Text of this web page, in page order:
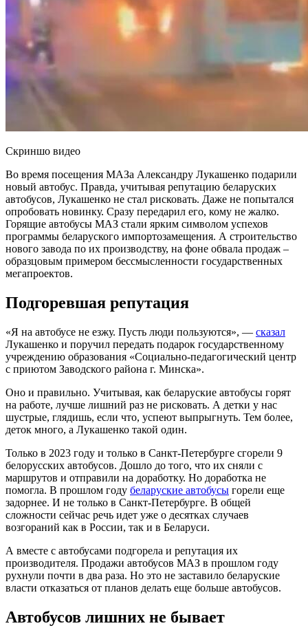
Скриншо видео
Во время посещения МАЗа Александру Лукашенко подарили
новый автобус. Правда, учитывая репутацию беларуских
автобусов, Лукашенко не стал рисковать. Даже не попытался
опробовать новинку. Сразу передарил его, кому не жалко.
Горящие автобусы МАЗ стали ярким символом успехов
программы беларуского импортозамещения. А строительство
нового завода по их производству, на фоне обвала продаж –
образцовым примером бессмысленности государственных
мегапроектов.
Подгоревшая репутация
«Я на автобусе не езжу. Пусть люди пользуются», — сказал
Лукашенко и поручил передать подарок государственному
учреждению образования «Социально-педагогический центр
с приютом Заводского района г. Минска».
Оно и правильно. Учитывая, как беларуские автобусы горят
на работе, лучше лишний раз не рисковать. А детки у нас
шустрые, глядишь, если что, успеют выпрыгнуть. Тем более,
деток много, а Лукашенко такой один.
Только в 2023 году и только в Санкт-Петербурге сгорели 9
белорусских автобусов. Дошло до того, что их сняли с
маршрутов и отправили на доработку. Но доработка не
помогла. В прошлом году беларуские автобусы горели еще
задорнее. И не только в Санкт-Петербурге. В общей
сложности сейчас речь идет уже о десятках случаев
возгораний как в России, так и в Беларуси.
А вместе с автобусами подгорела и репутация их
производителя. Продажи автобусов МАЗ в прошлом году
рухнули почти в два раза. Но это не заставило беларуские
власти отказаться от планов делать еще больше автобусов.
Автобусов лишних не бывает